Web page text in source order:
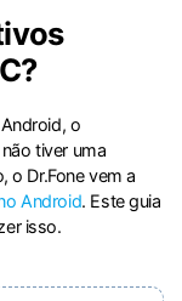
o
tiver uma
o Dr.Fone vem a
Android. Este guia
isso.